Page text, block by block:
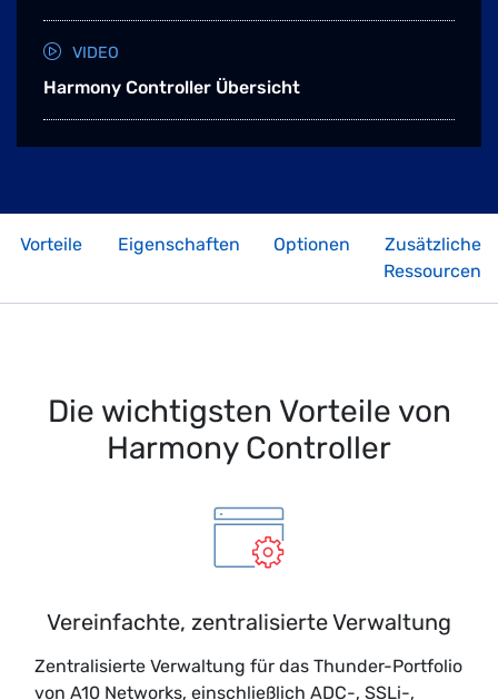
VIDEO
Harmony Controller Übersicht
Vorteile Eigenschaften Optionen
Zusätzliche
Ressourcen
Die wichtigsten Vorteile von
Harmony Controller
Vereinfachte, zentralisierte Verwaltung
Zentralisierte Verwaltung für das Thunder-Portfolio
von A10 Networks, einschließlich ADC-, SSLi-,